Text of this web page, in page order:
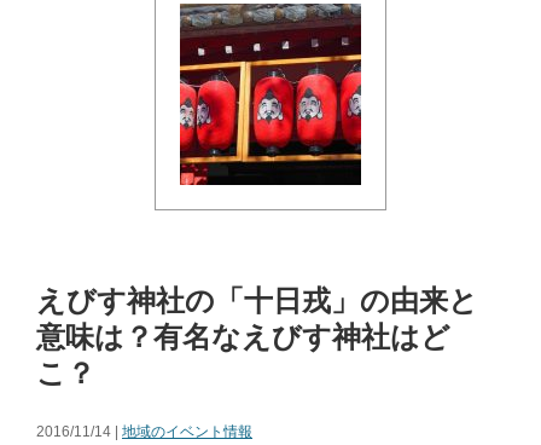
えびす神社の「十日戎」の由来と
意味は？有名なえびす神社はど
こ？
2016/11/14 | 地域のイベント情報